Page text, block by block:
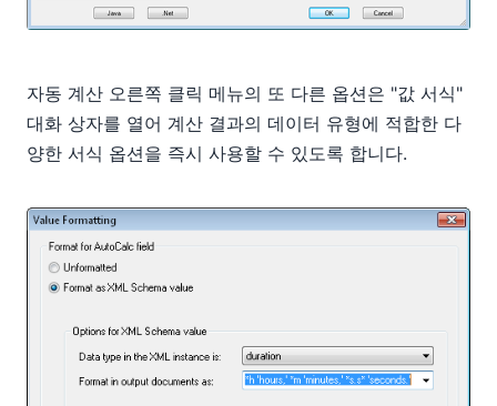
자동 계산 오른쪽 클릭 메뉴의 또 다른 옵션은 "값 서식"
대화 상자를 열어 계산 결과의 데이터 유형에 적합한 다
양한 서식 옵션을 즉시 사용할 수 있도록 합니다.